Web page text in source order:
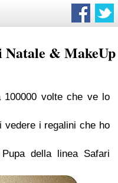
Natale & MakeUp
100000 volte che ve lo
vedere i regalini che ho
della linea Safari